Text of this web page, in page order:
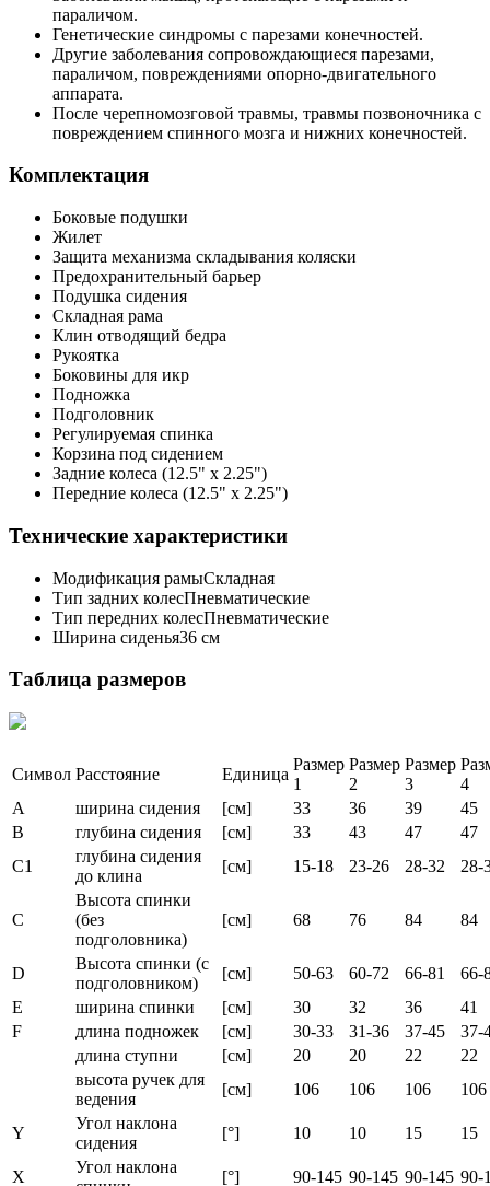
параличом.
Генетические синдромы с парезами конечностей.
Другие заболевания сопровождающиеся парезами,
параличом, повреждениями опорно-двигательного
аппарата.
После черепномозговой травмы, травмы позвоночника с
повреждением спинного мозга и нижних конечностей.
Комплектация
Боковые подушки
Жилет
Защита механизма складывания коляски
Предохранительный барьер
Подушка сидения
Складная рама
Клин отводящий бедра
Рукоятка
Боковины для икр
Подножка
Подголовник
Регулируемая спинка
Корзина под сидением
Задние колеса (12.5" x 2.25")
Передние колеса (12.5" x 2.25")
Технические характеристики
Модификация рамыСкладная
Тип задних колесПневматические
Тип передних колесПневматические
Ширина сиденья36 см
Таблица размеров
Символ Расстояние Единица
Размер
1
Размер
2
Размер
3
4
A
ширина сидения [см] 33 36 39
45
B
глубина сидения [см] 33 43 47
47
C1
глубина сидения
до клина
[см] 15-18 23-26 28-32 28-
C
Высота спинки
(без
подголовника)
[см] 68 76 84 84
D
Высота спинки (с
подголовником)
[см] 50-63 60-72 66-81
66-
E
ширина спинки [см] 30 32 36
41
F
длина подножек [см] 30-33 31-36 37-45
37-
длина ступни
[см] 20 20 22
22
высота ручек для
ведения
[см] 106 106 106 106
Y
Угол наклона
сидения
[°] 10 10 15 15
X
Угол наклона
[°] 90-145 90-145 90-145 90-